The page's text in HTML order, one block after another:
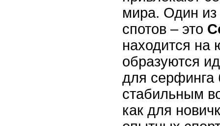
мира. Один
спотов – это
находится на
образуются
для серфинга
стабильным
как для